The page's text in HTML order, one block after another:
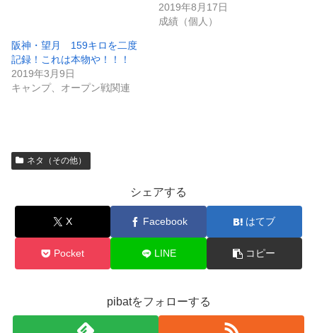
2019年8月17日
成績（個人）
阪神・望月 159キロを二度
記録！これは本物や！！！
2019年3月9日
キャンプ、オープン戦関連
ネタ（その他）
シェアする
X Facebook はてブ
Pocket LINE コピー
pibatをフォローする